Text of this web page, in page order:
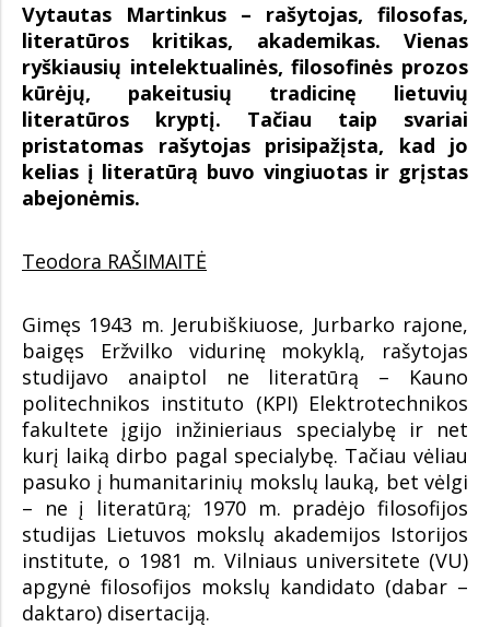
Vytautas Martinkus – rašytojas, filosofas,
literatūros kritikas, akademikas. Vienas
ryškiausių intelektualinės, filosofinės prozos
kūrėjų, pakeitusių tradicinę lietuvių
literatūros kryptį. Tačiau taip svariai
pristatomas rašytojas prisipažįsta, kad jo
kelias į literatūrą buvo vingiuotas ir grįstas
abejonėmis.
Teodora RAŠIMAITĖ
Gimęs 1943 m. Jerubiškiuose, Jurbarko rajone,
baigęs Eržvilko vidurinę mokyklą, rašytojas
studijavo anaiptol ne literatūrą – Kauno
politechnikos instituto (KPI) Elektrotechnikos
fakultete įgijo inžinieriaus specialybę ir net
kurį laiką dirbo pagal specialybę. Tačiau vėliau
pasuko į humanitarinių mokslų lauką, bet vėlgi
– ne į literatūrą; 1970 m. pradėjo filosofijos
studijas Lietuvos mokslų akademijos Istorijos
institute, o 1981 m. Vilniaus universitete (VU)
apgynė filosofijos mokslų kandidato (dabar –
daktaro) disertaciją.